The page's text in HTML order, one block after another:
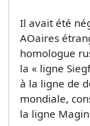
Il avait été
AOaires
homologue
la « ligne
à la ligne de
mondiale,
la ligne